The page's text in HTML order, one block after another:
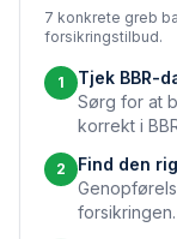
7 konkrete greb
forsikringstilbud.
1
Tjek BBR-
Sørg for at
korrekt i
2
Find den